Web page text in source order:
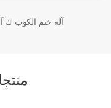
آلة ختم الكوب ك